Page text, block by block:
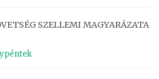
SZELLEMI MAGYARÁZATA